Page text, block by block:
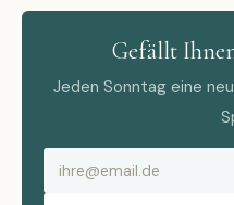
Gefällt
Jeden Sonntag eine